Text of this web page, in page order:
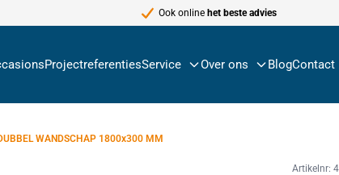
Ook online het beste advies
ProjectreferentiesService Over ons BlogContact
WANDSCHAP 1800x300 MM
Artikelnr: